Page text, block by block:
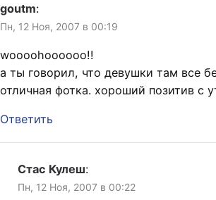
goutm:
Пн, 12 Ноя, 2007 в 00:19
woooohoooooo!!
а ты говорил, что девушки там все
отличная фотка. хороший позитив с
Ответить
Стас Кулеш:
Пн, 12 Ноя, 2007 в 00:22